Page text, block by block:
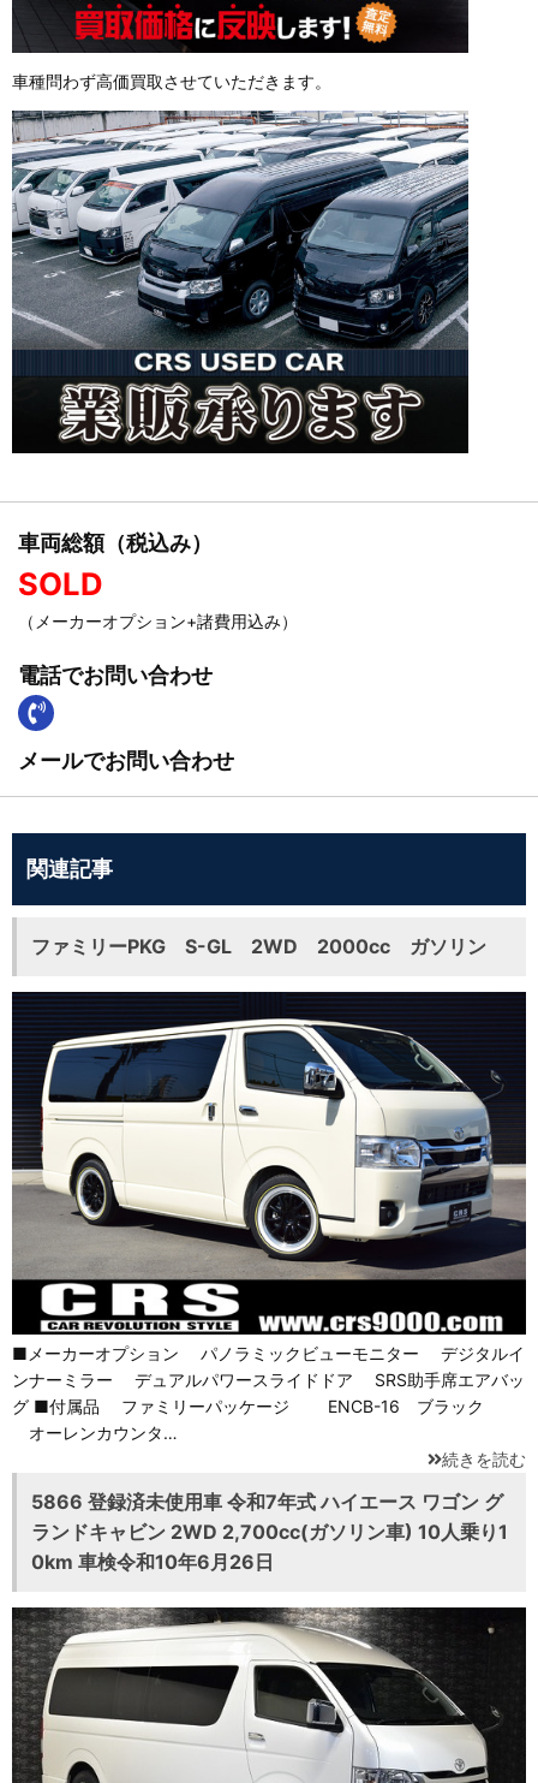
車種問わず高価買取させていただきます。
車両総額（税込み）
SOLD
（メーカーオプション+諸費用込み）
電話でお問い合わせ
メールでお問い合わせ
関連記事
ファミリーPKG S-GL 2WD 2000cc ガソリン
■メーカーオプション パノラミックビューモニター デジタルイ
ンナーミラー デュアルパワースライドドア SRS助手席エアバッ
グ ■付属品 ファミリーパッケージ ENCB-16 ブラック
オーレンカウンタ…
続きを読む
5866 登録済未使用車 令和7年式 ハイエース ワゴン グ
ランドキャビン 2WD 2,700cc(ガソリン車) 10人乗り1
0km 車検令和10年6月26日